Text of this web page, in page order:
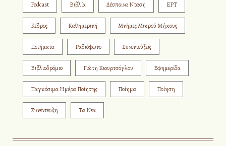
Podcast Βιβλία Δέσποινα Ντάση ΕΡΤ
Κέδρος Καθημερινή Μνήμες Μικρού Μήκους
Ποιήματα Ραδιόφωνο Συνεντεύξεις
Βιβλιοδρόμιο Γιώτη Κιουρτσόγλου Εφημερίδα
Παγκόσιμα Ημέρα Ποίησης Ποίημα Ποίηση
Συνέντευξη Τα Νέα